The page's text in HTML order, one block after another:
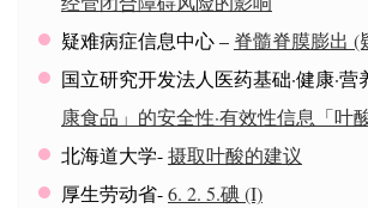
疑难病症信息中心 – 脊髓脊膜膨出 (
国立研究开发法人医药基础·健康·营
康食品」的安全性·有效性信息「叶
北海道大学-摄取叶酸的建议
厚生劳动省-6. 2. 5.碘 (I)